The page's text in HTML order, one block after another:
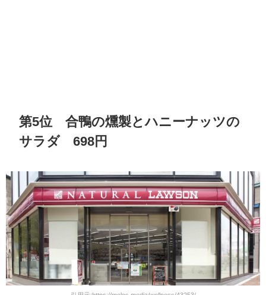
第5位 合鴨の燻製とハニーナッツの
サラダ 698円